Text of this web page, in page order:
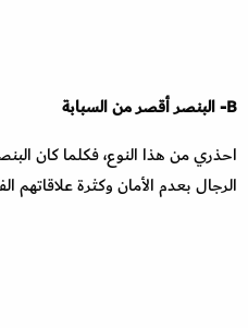
B- البنصر أقصر من السبابة
احذري من هذا النوع، فكلما كان
الرجال بعدم الأمان وكثرة علاقاتهم